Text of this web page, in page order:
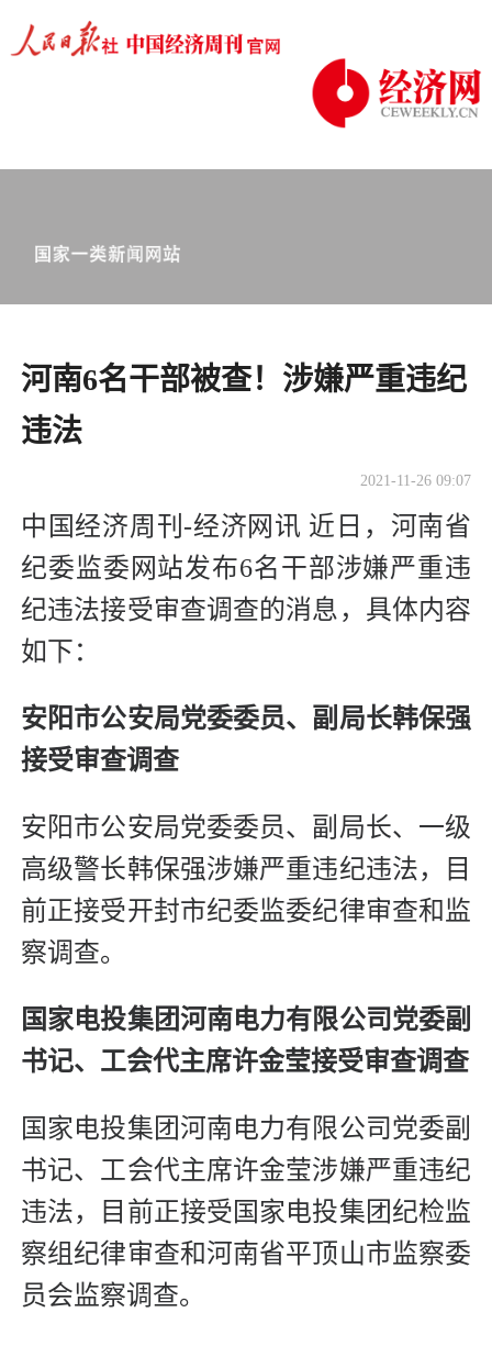
河南6名干部被查！涉嫌严重违纪
违法
2021-11-26 09:07
中国经济周刊-经济网讯 近日，河南省
纪委监委网站发布6名干部涉嫌严重违
纪违法接受审查调查的消息，具体内容
如下：
安阳市公安局党委委员、副局长韩保强
接受审查调查
安阳市公安局党委委员、副局长、一级
高级警长韩保强涉嫌严重违纪违法，目
前正接受开封市纪委监委纪律审查和监
察调查。
国家电投集团河南电力有限公司党委副
书记、工会代主席许金莹接受审查调查
国家电投集团河南电力有限公司党委副
书记、工会代主席许金莹涉嫌严重违纪
违法，目前正接受国家电投集团纪检监
察组纪律审查和河南省平顶山市监察委
员会监察调查。